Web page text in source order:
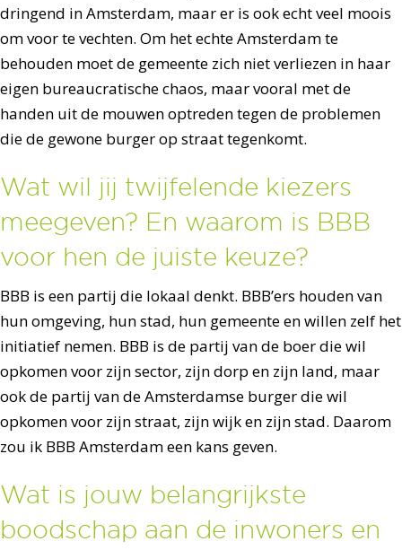
dringend in Amsterdam, maar er is ook echt veel moois
om voor te vechten. Om het echte Amsterdam te
behouden moet de gemeente zich niet verliezen in haar
eigen bureaucratische chaos, maar vooral met de
handen uit de mouwen optreden tegen de problemen
die de gewone burger op straat tegenkomt.
Wat wil jij twijfelende kiezers
meegeven? En waarom is BBB
voor hen de juiste keuze?
BBB is een partij die lokaal denkt. BBB’ers houden van
hun omgeving, hun stad, hun gemeente en willen zelf het
initiatief nemen. BBB is de partij van de boer die wil
opkomen voor zijn sector, zijn dorp en zijn land, maar
ook de partij van de Amsterdamse burger die wil
opkomen voor zijn straat, zijn wijk en zijn stad. Daarom
zou ik BBB Amsterdam een kans geven.
Wat is jouw belangrijkste
boodschap aan de inwoners en